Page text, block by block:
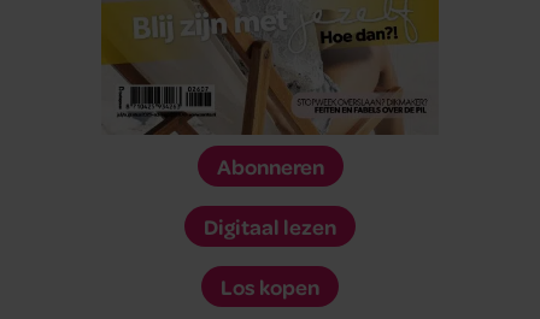
Abonneren
Digitaal lezen
Los kopen